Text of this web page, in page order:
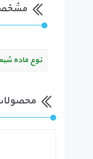
نوع ماده